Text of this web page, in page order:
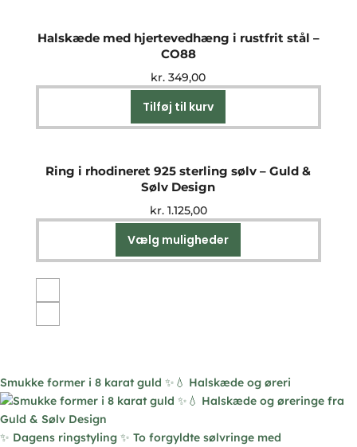
varianter.
kan
Halskæde med hjertevedhæng i rustfrit stål –
CO88
kr. 349,00
Tilføj til kurv
Ring i rhodineret 925 sterling sølv – Guld &
Sølv Design
kr.1.125,00
Vælg muligheder
vare
på
varesiden
Smukke former i 8 karat guld ✨💧 Halskæde og øreri
✨ Dagens ringstyling ✨ To forgyldte sølvringe med